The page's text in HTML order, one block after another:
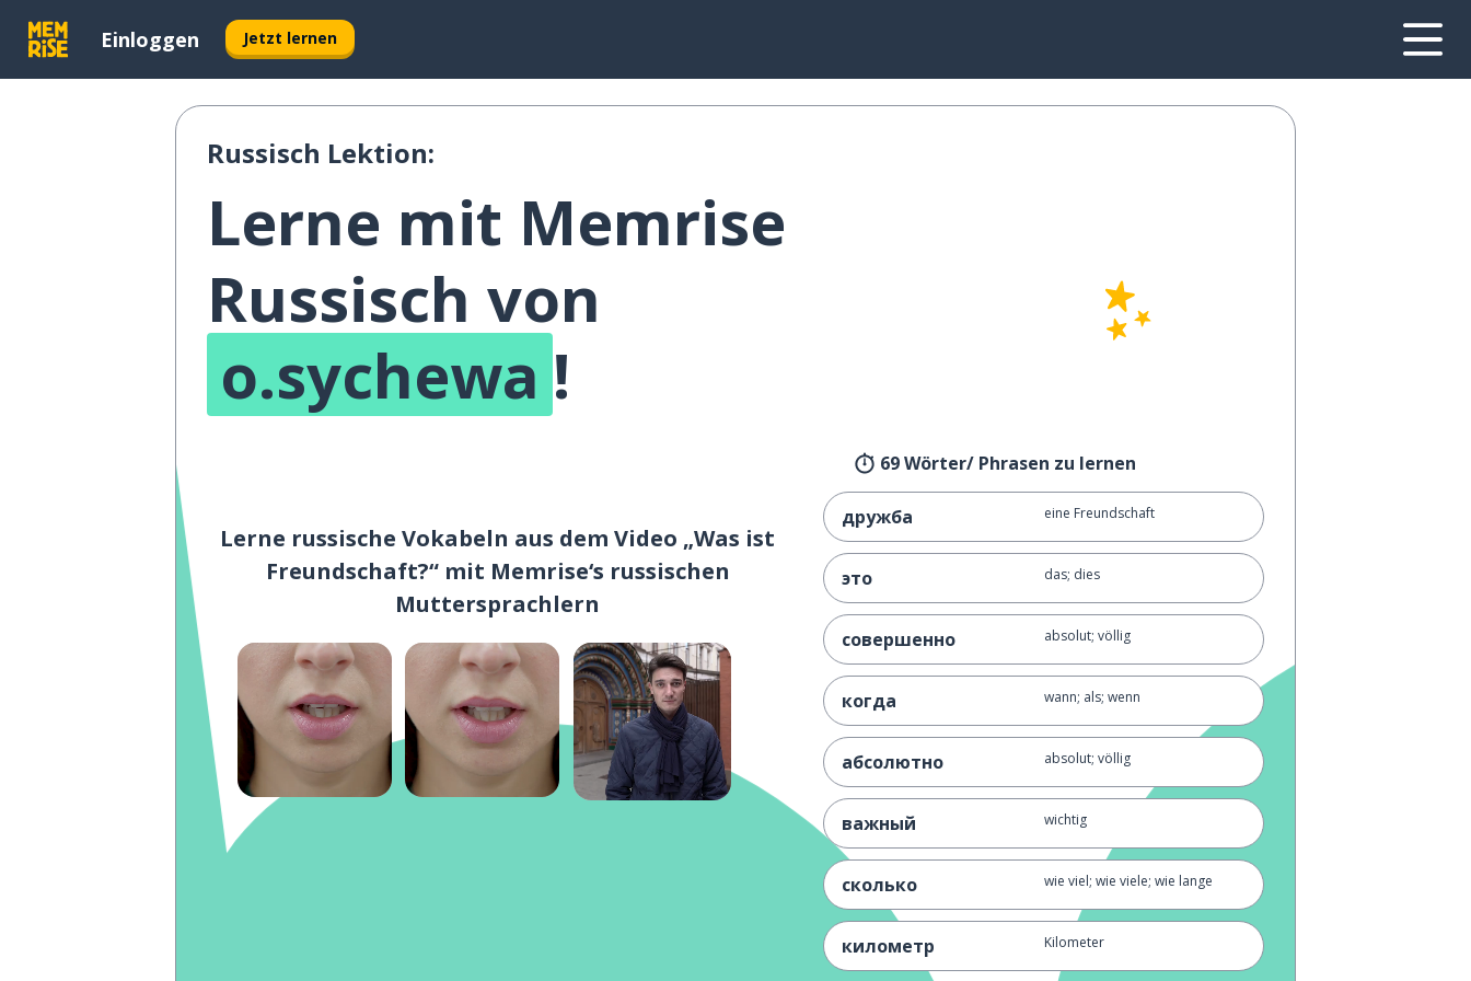
Einloggen Jetzt lernen
Russisch Lektion:
Lerne mit Memrise
Russisch von
o.sychewa !
Lerne russische Vokabeln aus dem Video „Was ist
Freundschaft?“ mit Memrise‘s russischen
Muttersprachlern
69 Wörter/ Phrasen zu lernen
дружба eine Freundschaft
это das; dies
совершенно absolut; völlig
когда wann; als; wenn
абсолютно absolut; völlig
важный wichtig
сколько wie viel; wie viele; wie lange
километр Kilometer